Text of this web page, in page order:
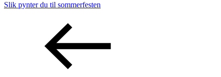
Slik pynter du til sommerfesten